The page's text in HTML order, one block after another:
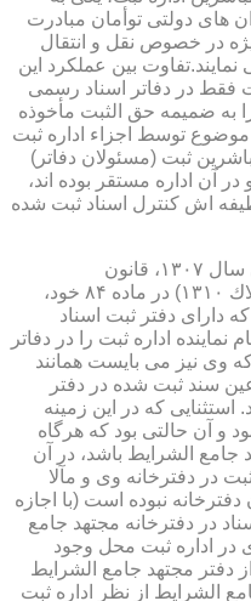
های دولتی توأمان مبادرت
در خصوص نقل و انتقال
بین عملكرد این
فقط در دفاتر اسناد رسمی
به ضمیمه حق الثبت مأخوذه
موضوع توسط اجزاء اداره ثبت
ثبت (مسئولان دفاتر)
آن اداره مستقر بوده اند،
اش كنترل اسناد ثبت شده
به تبعیت از قانون دفاتر اسناد رسمی سال ۱۳۰۷، قانون
جدیدالتصویب (قانون ثبت اسناد و املاك ۱۳۱۰) در ماده ۸۴ خود،
دارای دفتر ثبت اسناد
اداره ثبت را در دفاتر
وی نیز می بایست همانند
سند ثبت شده در دفتر
كه در این زمینه
مرقوم بود و آن حالتی بود كه هرگاه
الشرایط باشد، در آن
در دفترخانه وی و مآلا
دفترخانه نبوده است (با اجازه
در دفترخانه مجتهد جامع
در اداره ثبت محل وجود
دفتر مجتهد جامع الشرایط
الشرایط از نظر اداره ثبت